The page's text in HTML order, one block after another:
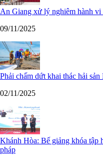
An Giang xử lý nghiêm hành
09/11/2025
Phải chấm dứt khai thác hải
02/11/2025
Khánh Hòa: Bế giảng khóa tập
pháp